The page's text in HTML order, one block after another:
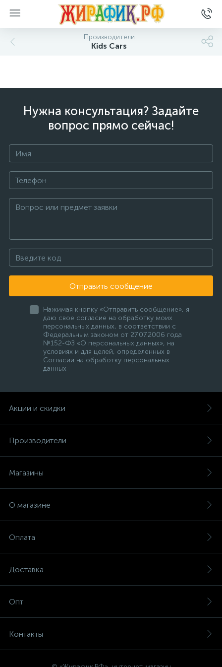
Производители
Kids Cars
Нужна консультация? Задайте
вопрос прямо сейчас!
Отправить сообщение
Нажимая кнопку «Отправить сообщение», я
даю свое согласие на обработку моих
персональных данных, в соответствии с
Федеральным законом от 27.07.2006 года
№152-ФЗ «О персональных данных», на
условиях и для целей, определенных в
Согласии на обработку персональных
данных
Акции и скидки
Производители
Магазины
О магазине
Оплата
Доставка
Опт
Контакты